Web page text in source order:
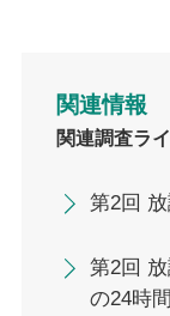
関連情報
関連調査ラ
第2回
第2回
の24時